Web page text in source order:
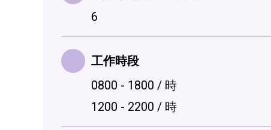
6
工作時段
0800 - 1800 / 時
1200 - 2200 / 時